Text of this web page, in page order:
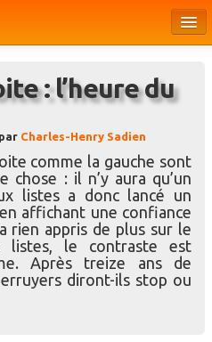
Charles-Henry Sadien
comme la gauche sont
chose : il n’y aura qu’un
listes a donc lancé un
affichant une confiance
rien appris de plus sur le
listes, le contraste est
Après treize ans de
diront-ils stop ou